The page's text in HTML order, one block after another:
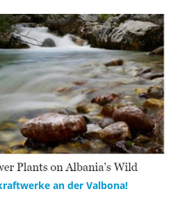
an der Valbona!